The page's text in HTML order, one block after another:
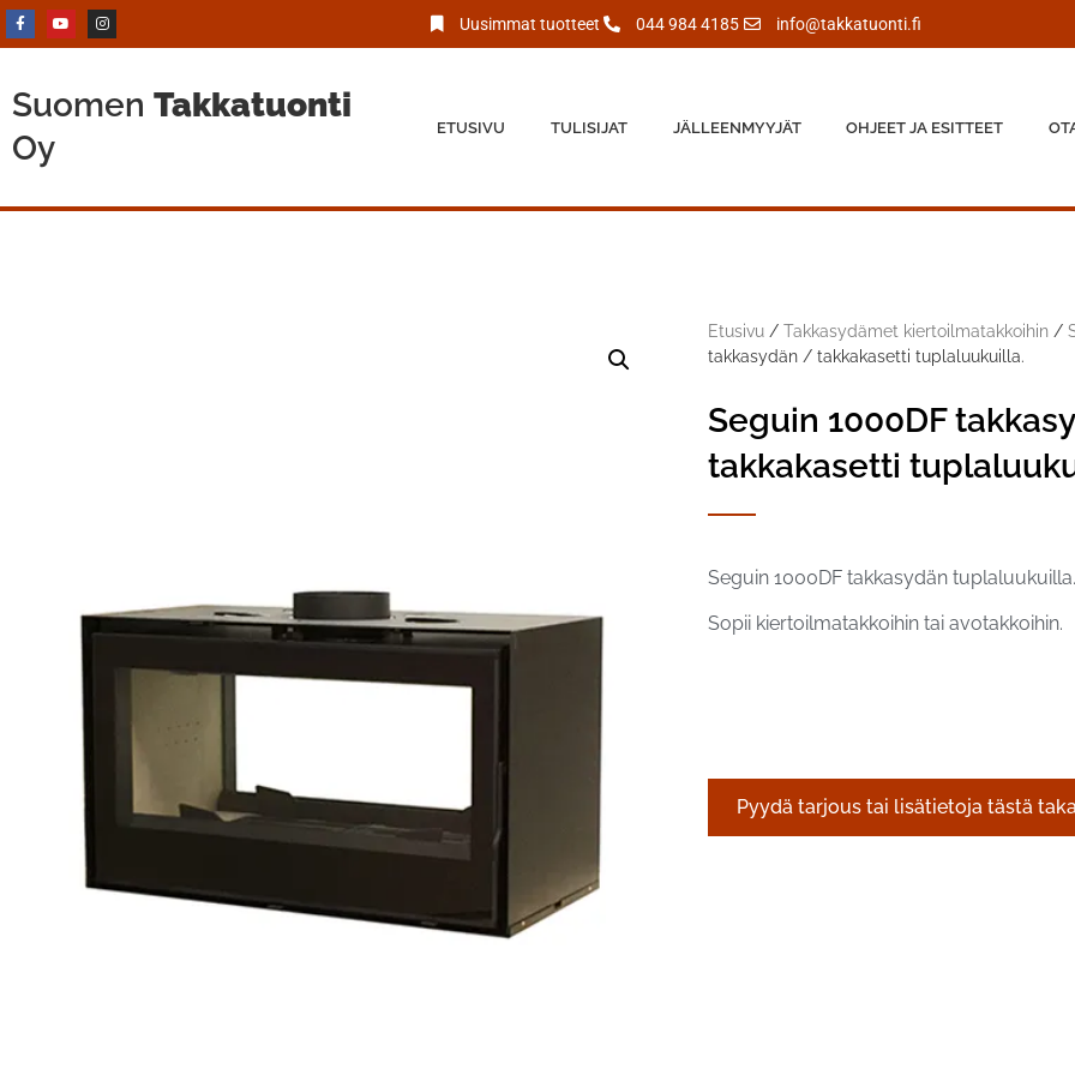
Uusimmat tuotteet 044 984 4185 info@takkatuonti.fi
Suomen Takkatuonti
Oy
ETUSIVU TULISIJAT JÄLLEENMYYJÄT OHJEET JA ESITTEET
Etusivu / Takkasydämet kiertoilmatakkoihin /
takkasydän / takkakasetti tuplaluukuilla.
Seguin 1000DF
takkakasetti
Seguin 1000DF takkasydän tuplaluukuilla.
Sopii kiertoilmatakkoihin tai avotakkoihin.
Pyydä tarjous tai lisätietoja tästä